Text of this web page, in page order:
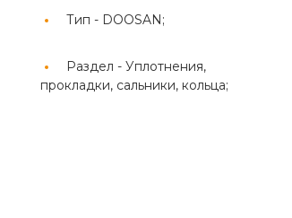
Тип - DOOSAN;
Раздел -Уплотнения,
прокладки, сальники, кольца;